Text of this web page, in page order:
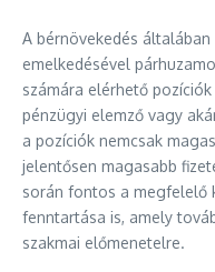
A bérnövekedés
emelkedésével
számára elérhető
pénzügyi elemző vagy
a pozíciók nemcsak
jelentősen magasabb
során fontos a megfelelő
fenntartása is, amely
szakmai előmenetelre.